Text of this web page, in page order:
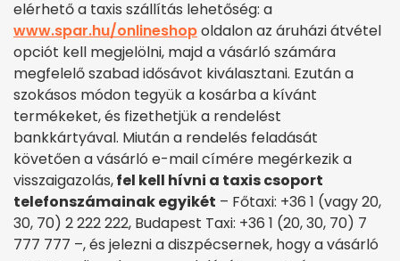
elérhető a taxis szállítás lehetőség: a
www.spar.hu/onlineshopoldalon az áruházi átvétel
opciót kell megjelölni, majd a vásárló számára
megfelelő szabad idősávot kiválasztani. Ezután a
szokásos módon tegyük a kosárba a kívánt
termékeket, és fizethetjük a rendelést
bankkártyával. Miután a rendelés feladását
követően a vásárló e-mail címére megérkezik a
visszaigazolás,fel kell hívni a taxis csoport
telefonszámainak egyikét – Főtaxi: +36 1 (vagy 20,
30, 70) 2 222 222, Budapest Taxi: +36 1 (20, 30, 70) 7
777 777 –, és jelezni a diszpécsernek, hogy a vásárló